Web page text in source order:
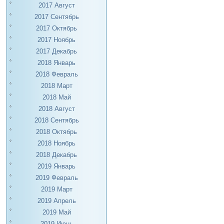
2017 Август
2017 Сентябрь
2017 Октябрь
2017 Ноябрь
2017 Декабрь
2018 Январь
2018 Февраль
2018 Март
2018 Май
2018 Август
2018 Сентябрь
2018 Октябрь
2018 Ноябрь
2018 Декабрь
2019 Январь
2019 Февраль
2019 Март
2019 Апрель
2019 Май